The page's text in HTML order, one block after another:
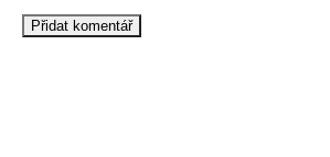
Přidat komentář